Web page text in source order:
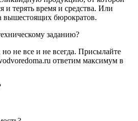
и терять время и средства. Или
вышестоящих бюрократов.
заданию?
не все и не всегда. Присылайте
ответим максимум в